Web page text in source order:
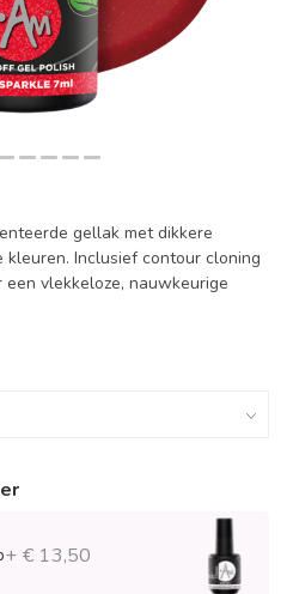
gellak met dikkere
Inclusief contour cloning
vlekkeloze, nauwkeurige
+ € 13,50